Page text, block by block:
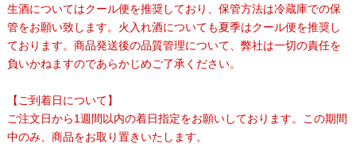
生酒についてはクール便を推奨しており、保管方法は冷蔵庫での保
管をお願い致します。火入れ酒についても夏季はクール便を推奨し
ております。商品発送後の品質管理について、弊社は一切の責任を
負いかねますのであらかじめご了承ください。
【ご到着日について】
ご注文日から1週間以内の着日指定をお願いしております。この期間
中のみ、商品をお取り置きいたします。